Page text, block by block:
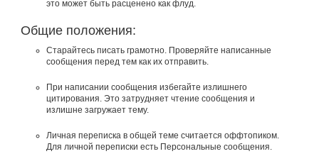
это может быть расценено как флуд.
Общие положения:
Старайтесь писать грамотно. Проверяйте написанные
сообщения перед тем как их отправить.
При написании сообщения избегайте излишнего
цитирования. Это затрудняет чтение сообщения и
излишне загружает тему.
Личная переписка в общей теме считается оффтопиком.
Для личной переписки есть Персональные сообщения.